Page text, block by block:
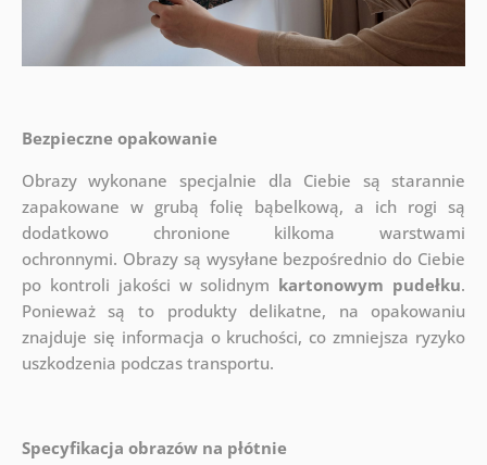
Bezpieczne opakowanie
Obrazy wykonane specjalnie dla Ciebie są starannie
zapakowane w grubą folię bąbelkową, a ich rogi są
dodatkowo chronione kilkoma warstwami
ochronnymi. Obrazy są wysyłane bezpośrednio do Ciebie
po kontroli jakości w solidnym kartonowym pudełku.
Ponieważ są to produkty delikatne, na opakowaniu
znajduje się informacja o kruchości, co zmniejsza ryzyko
uszkodzenia podczas transportu.
Specyfikacja obrazów na płótnie